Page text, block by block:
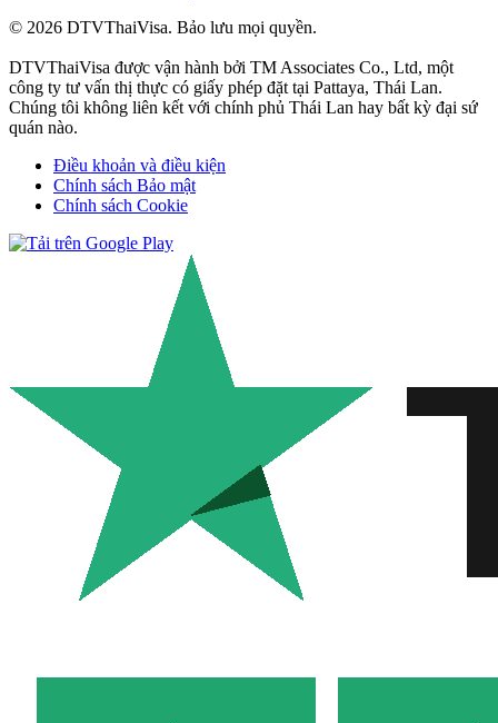
© 2026 DTVThaiVisa. Bảo lưu mọi quyền.
DTVThaiVisa được vận hành bởi TM Associates Co., Ltd, một
công ty tư vấn thị thực có giấy phép đặt tại Pattaya, Thái Lan.
Chúng tôi không liên kết với chính phủ Thái Lan hay bất kỳ đại sứ
quán nào.
Điều khoản và điều kiện
Chính sách Bảo mật
Chính sách Cookie